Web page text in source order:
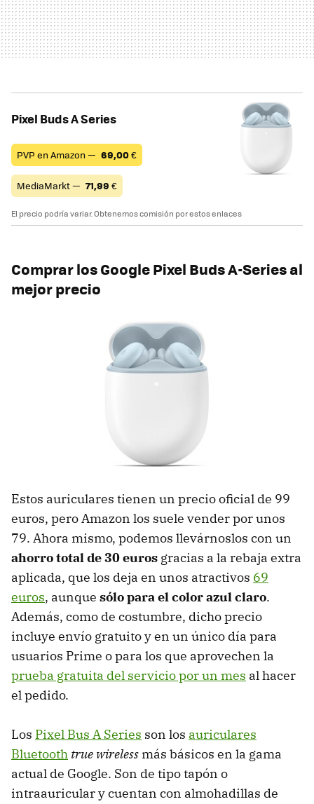
Pixel Buds A Series
PVP en Amazon — 69,00€
MediaMarkt — 71,99 €
El precio podría variar. Obtenemos comisión por estos enlaces
Comprar los Google Pixel Buds A-Series al
mejor precio
Estos auriculares tienen un precio oficial de 99
euros, pero Amazon los suele vender por unos
79. Ahora mismo, podemos llevárnoslos con un
ahorro total de 30 euros gracias a la rebaja extra
aplicada, que los deja en unos atractivos 69
euros, aunque sólo para el color azul claro.
Además, como de costumbre, dicho precio
incluye envío gratuito y en un único día para
usuarios Prime o para los que aprovechen la
prueba gratuita del servicio por un mes al hacer
el pedido.
Los Pixel Bus A Series son los auriculares
Bluetooth true wireless más básicos en la gama
actual de Google. Son de tipo tapón o
intraauricular y cuentan con almohadillas de